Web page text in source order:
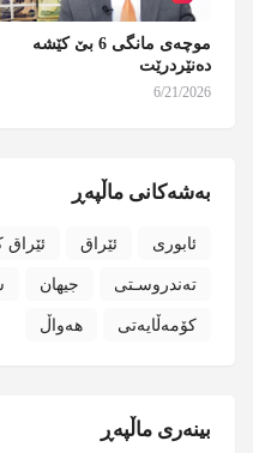
موچەی مانگی 6 بێ کێشە
دەنێردرێت
6/21/2026
بەشەکانی ماڵپەڕ
ئابوری ئێراق ئێراق
تەندروسـتی جیهان
کۆمەڵایەتی هەواڵ
بینەری ماڵپەڕ